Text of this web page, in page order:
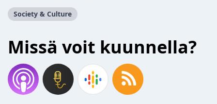
Society & Culture
Missä voit kuunnella?